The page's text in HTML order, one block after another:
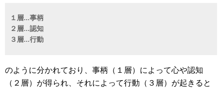
１層...事柄
２層...認知
３層...行動
のように分かれており、事柄（１層）によって心や認知
（２層）が得られ、それによって行動（３層）が起きると